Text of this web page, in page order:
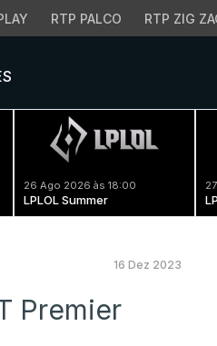
RTP PALCO RTP ZIG
26 Ago 2026 às 18:00
LPLOL Summer
16 Dez 2023
Premier